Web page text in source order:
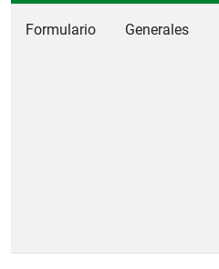
Formulario Generales